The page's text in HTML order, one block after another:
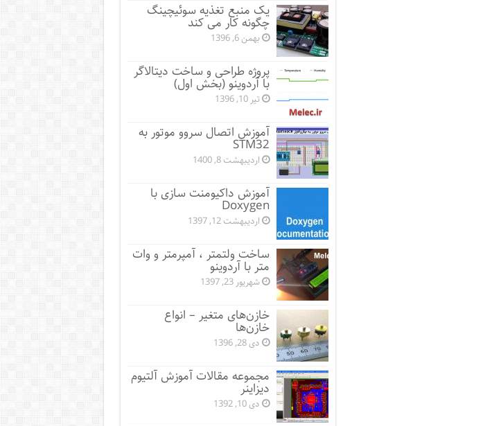
یک منبع تغذیه سوئیچینگ
چگونه کار می کند
بهمن 6, 1396
پروژه طراحی و ساخت دیتالاگر
با آردوینو (بخش اول)
تیر 10, 1396
آموزش اتصال سروو موتور به
STM32
اردیبهشت 8, 1400
آموزش داکیومنت سازی با
Doxygen
اردیبهشت 12, 1397
ساخت ولتمتر ، آمپرمتر و وات
متر با آردوینو
شهریور 23, 1397
خازن‌های متغیر – انواع
خازن‌ها
دی 28, 1396
مجموعه مقالات آموزش آلتیوم
دیزاینر
دی 10, 1392